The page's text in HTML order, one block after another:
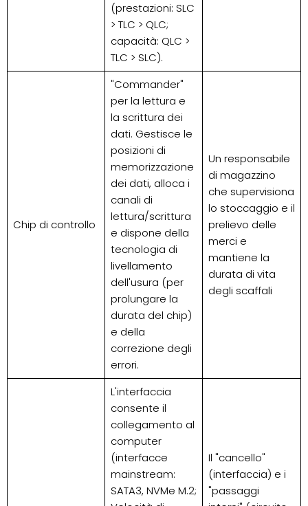
(prestazioni: SLC
> TLC > QLC;
capacità: QLC >
TLC > SLC).
Chip di controllo
"Commander"
per la lettura e
la scrittura dei
dati. Gestisce le
posizioni di
memorizzazione
dei dati, alloca i
canali di
lettura/scrittura
e dispone della
tecnologia di
livellamento
dell'usura (per
prolungare la
durata del chip)
e della
correzione degli
errori.
Un responsabile
di magazzino
che supervisiona
lo stoccaggio e il
prelievo delle
merci e
mantiene la
durata di vita
degli scaffali
L'interfaccia
consente il
collegamento al
computer
(interfacce
mainstream:
SATA3, NVMe M.2;
Il "cancello"
(interfaccia) e i
"passaggi